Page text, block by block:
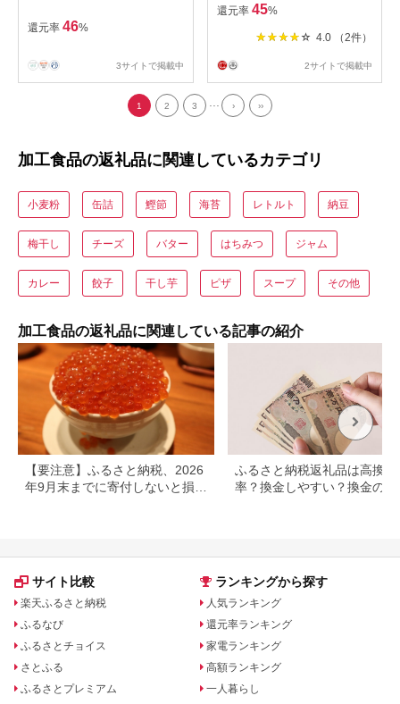
還元率 46%
3サイトで掲載中
還元率 45%
4.0 （2件）
2サイトで掲載中
1 2 3 › ››
加工食品の返礼品に関連しているカテゴリ
小麦粉 缶詰 鰹節 海苔 レトルト 納豆
梅干し チーズ バター はちみつ ジャム
カレー 餃子 干し芋 ピザ スープ その他
加工食品の返礼品に関連している記事の紹介
【要注意】ふるさと納税、2026
年9月末までに寄付しないと損す
ふるさと納税返礼品は高換金
率？換金しやすい？換金の可
サイト比較
楽天ふるさと納税
ふるなび
ふるさとチョイス
さとふる
ふるさとプレミアム
ランキングから探す
人気ランキング
還元率ランキング
家電ランキング
高額ランキング
一人暮らし